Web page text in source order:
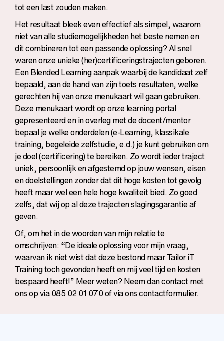
tot een last zouden maken.
Het resultaat bleek even effectief als simpel, waarom
niet van alle studiemogelijkheden het beste nemen en
dit combineren tot een passende oplossing? Al snel
waren onze unieke (her)certificeringstrajecten geboren.
Een Blended Learning aanpak waarbij de kandidaat zelf
bepaald, aan de hand van zijn toets resultaten, welke
gerechten hij van onze menukaart wil gaan gebruiken.
Deze menukaart wordt op onze learning portal
gepresenteerd en in overleg met de docent/mentor
bepaal je welke onderdelen (e-Learning, klassikale
training, begeleide zelfstudie, e.d.) je kunt gebruiken om
je doel (certificering) te bereiken. Zo wordt ieder traject
uniek, persoonlijk en afgestemd op jouw wensen, eisen
en doelstellingen zonder dat dit hoge kosten tot gevolg
heeft maar wel een hele hoge kwaliteit bied. Zo goed
zelfs, dat wij op al deze trajecten slagingsgarantie af
geven.
Of, om het in de woorden van mijn relatie te
omschrijven: “De ideale oplossing voor mijn vraag,
waarvan ik niet wist dat deze bestond maar Tailor iT
Training toch gevonden heeft en mij veel tijd en kosten
bespaard heeft!” Meer weten? Neem dan contact met
ons op via 085 02 01 070 of via onscontactformulier.